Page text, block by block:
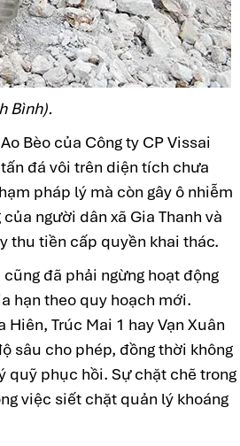
Bình).
Bèo của Công ty CP Vissai
đá vôi trên diện tích chưa
pháp lý mà còn gây ô nhiễm
người dân xã Gia Thanh và
thu tiền cấp quyền khai thác.
đã phải ngừng hoạt động
hạn theo quy hoạch mới.
Trúc Mai 1 hay Vạn Xuân
sâu cho phép, đồng thời không
quỹ phục hồi. Sự chặt chẽ trong
việc siết chặt quản lý khoáng